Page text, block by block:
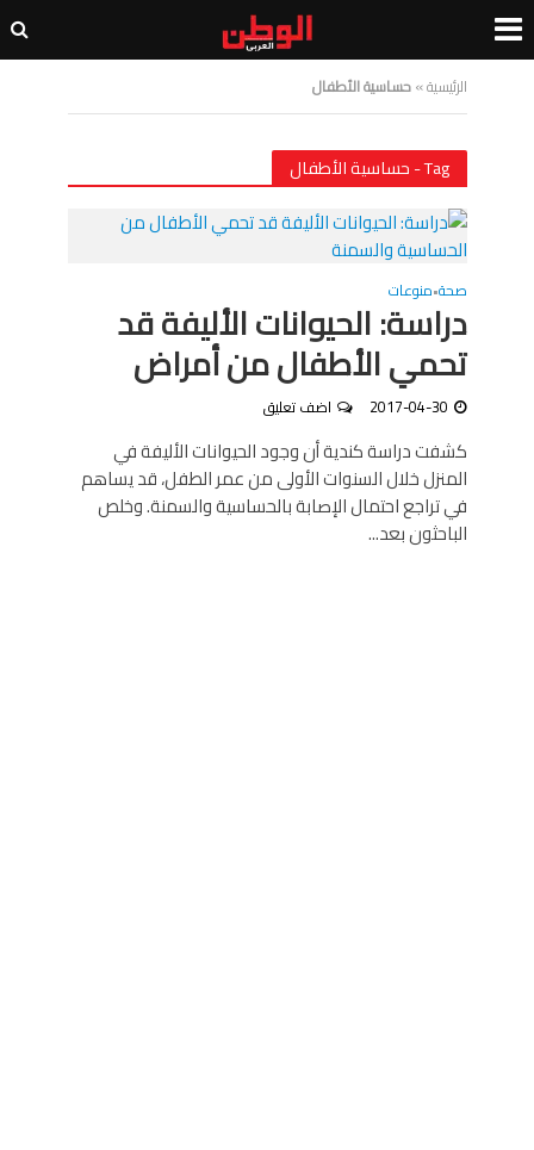
الرئيسية»حساسية الأطفال
Tag - حساسية الأطفال
صحة•منوعات
دراسة: الحيوانات الأليفة قد
تحمي الأطفال من أمراض
2017-04-30 اضف تعليق
كشفت دراسة كندية أن وجود الحيوانات الأليفة في
المنزل خلال السنوات الأولى من عمر الطفل، قد يساهم
في تراجع احتمال الإصابة بالحساسية والسمنة. وخلص
الباحثون بعد...